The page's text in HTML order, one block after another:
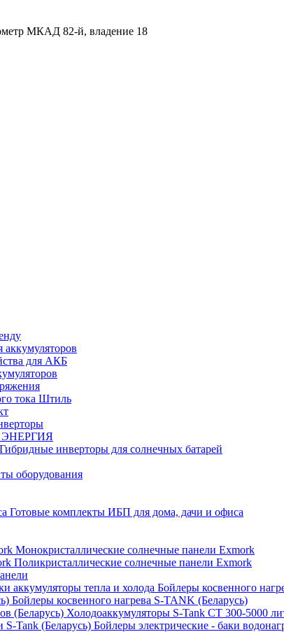
МКАД 82-й, владение 18
аккумуляторов
для АКБ
тока Штиль
ЭНЕРГИЯ
Гибридные инверторы для солнечных батарей
оборудования
Готовые комплекты ИБП для дома, дачи и офиса
Монокристаллические солнечные панели Exmork
Поликристаллические солнечные панели Exmork
Бойлеры косвенного
Бойлеры косвенного нагрева S-TANK (Беларусь)
Холодоаккумуляторы S-Tank СТ 300-5000
Бойлеры электрические - баки